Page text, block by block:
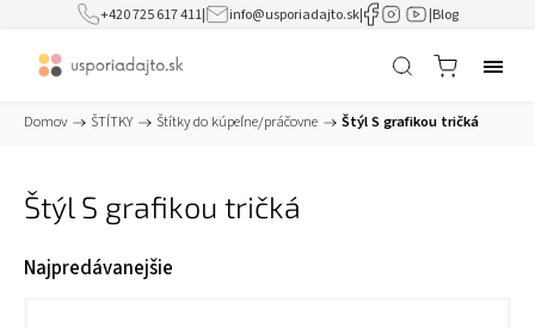
+420 725 617 411| info@usporiadajto.sk| |Blog
Domov / ŠTÍTKY / Štítky do kúpeľne/práčovne / Štýl S grafikou tričká
Štýl S grafikou tričká
Najpredávanejšie